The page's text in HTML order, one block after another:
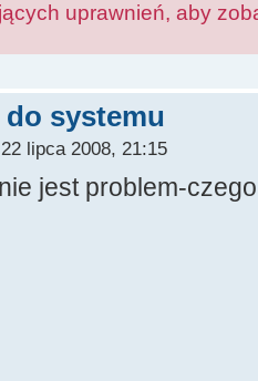
uprawnień, aby
systemu
lipca 2008, 21:15
jest problem-